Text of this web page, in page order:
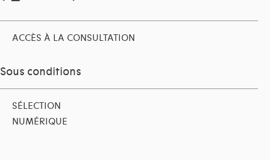
ACCÈS À LA CONSULTATION
Sous conditions
SÉLECTION
NUMÉRIQUE